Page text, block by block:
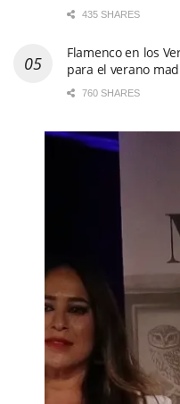
435 SHARES
Flamenco en los
para el verano
760 SHARES